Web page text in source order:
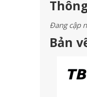
Đang cập
Bản